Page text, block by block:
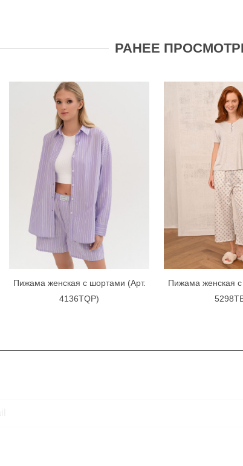
РАНЕЕ
Пижама женская с шортами (Арт.
4136TQP)
Пижама женская